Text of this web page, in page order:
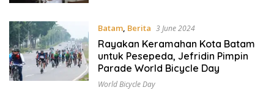
Batam, Berita 3 June 2024
Rayakan Keramahan Kota Batam
untuk Pesepeda, Jefridin Pimpin
Parade World Bicycle Day
World Bicycle Day